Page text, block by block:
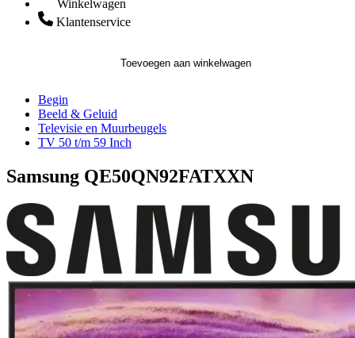
Winkelwagen
Klantenservice
Toevoegen aan winkelwagen
Begin
Beeld & Geluid
Televisie en Muurbeugels
TV 50 t/m 59 Inch
Samsung QE50QN92FATXXN